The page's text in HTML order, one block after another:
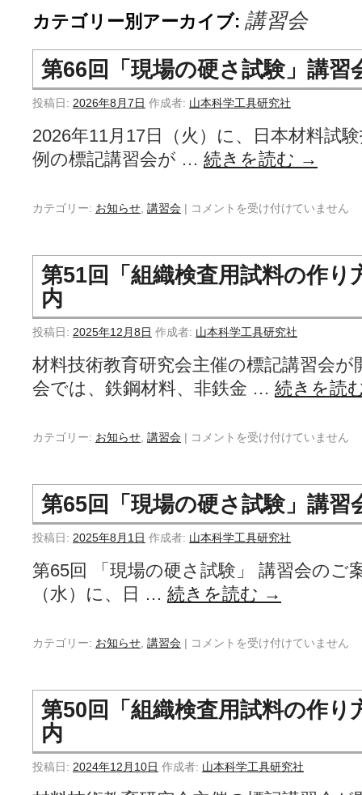
カテゴリー別アーカイブ: 講習会
第66回「現場の硬さ試験」講習
投稿日: 2026年8月7日 作成者: 山本科学工具研究社
2026年11月17日（火）に、日本材料試
例の標記講習会が … 続きを読む →
カテゴリー: お知らせ 講習会 | コメントを受け付けていません
第51回「組織検査用試料の作り
内
投稿日: 2025年12月8日 作成者: 山本科学工具研究社
材料技術教育研究会主催の標記講習会
会では、鉄鋼材料、非鉄金 … 続きを読
カテゴリー: お知らせ 講習会 | コメントを受け付けていません
第65回「現場の硬さ試験」講習
投稿日: 2025年8月1日 作成者: 山本科学工具研究社
第65回 「現場の硬さ試験」 講習会のご
（水）に、日 … 続きを読む →
カテゴリー: お知らせ 講習会 | コメントを受け付けていません
第50回「組織検査用試料の作り
内
投稿日: 2024年12月10日 作成者: 山本科学工具研究社